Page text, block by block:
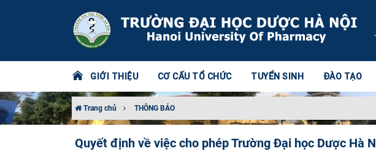
GIỚI THIỆU CƠ CẤU TỔ CHỨC TUYỂN SINH ĐÀO TẠO
Trang chủ THÔNG BÁO
Quyết định về việc cho phép Trường Đại học Dược Hà